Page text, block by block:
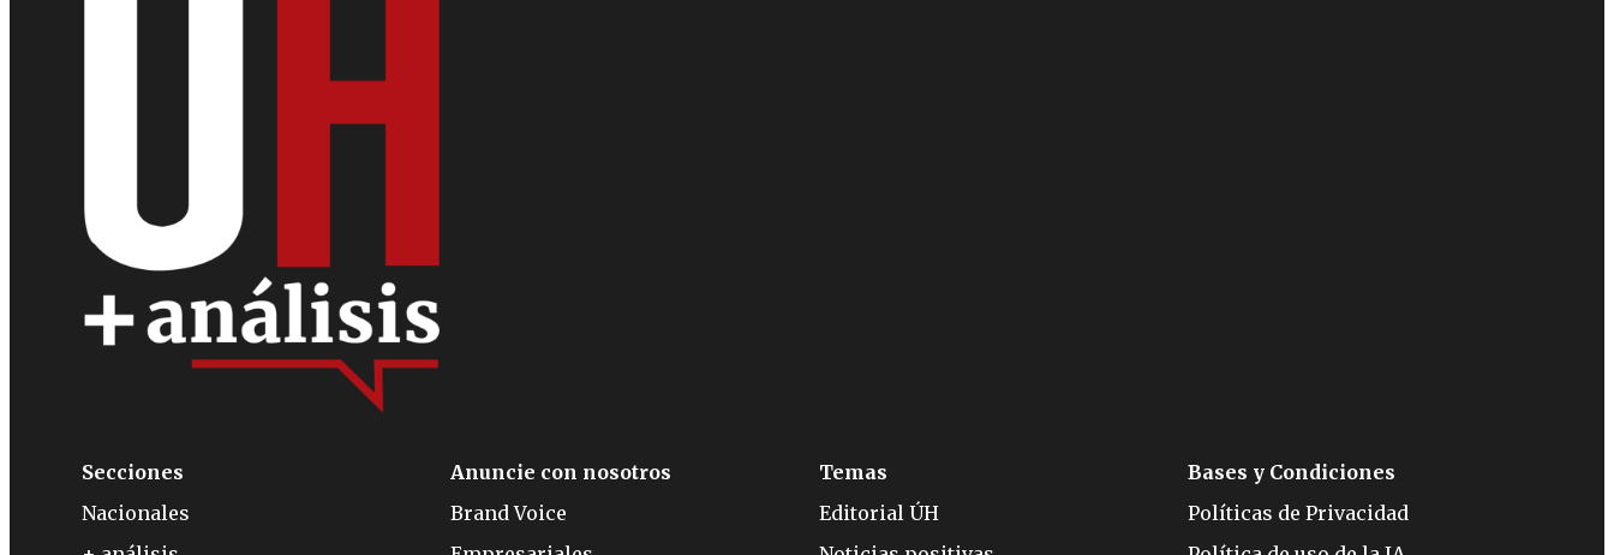
Secciones
Nacionales
Anuncie con nosotros
Brand Voice
Temas
Editorial ÚH
Bases y Condiciones
Políticas de Privacidad